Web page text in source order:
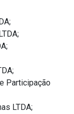
Participação
LTDA;